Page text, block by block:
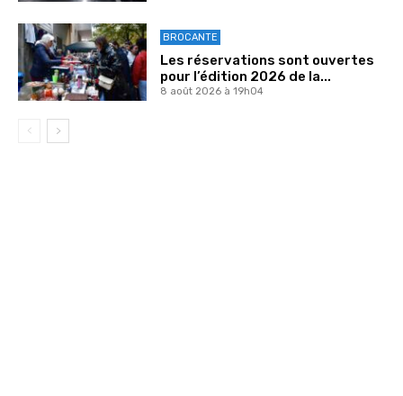
BROCANTE
Les réservations sont ouvertes
pour l’édition 2026 de la...
8 août 2026 à 19h04